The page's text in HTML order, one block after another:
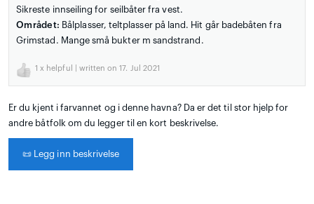
Sikreste innseiling for seilbåter fra vest.
Området: Bålplasser, teltplasser på land. Hit går badebåten fra
Grimstad. Mange små bukter m sandstrand.
1 x helpful | written on 17. Jul 2021
Er du kjent i farvannet og i denne havna? Da er det til stor hjelp for
andre båtfolk om du legger til en kort beskrivelse.
📜 Legg inn beskrivelse